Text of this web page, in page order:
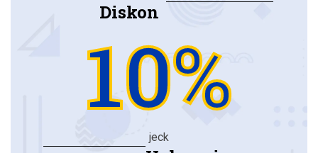
Diskon
10%
jeck